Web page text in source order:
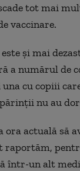
tot mai
vaccinare.
şi mai
a numărul de
cu copiii
nu au
ora actuală să
raportăm,
într-un alt